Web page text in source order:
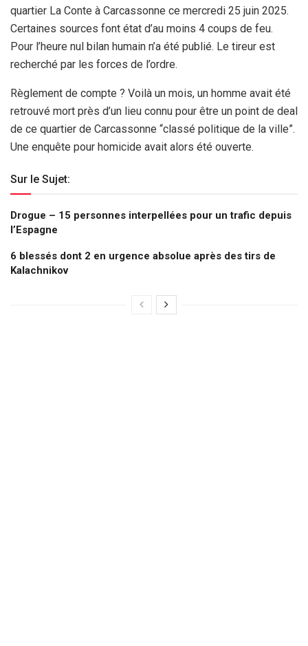
quartier La Conte à Carcassonne ce mercredi 25 juin 2025.
Certaines sources font état d’au moins 4 coups de feu.
Pour l’heure nul bilan humain n’a été publié. Le tireur est
recherché par les forces de l’ordre.
Règlement de compte ? Voilà un mois, un homme avait été
retrouvé mort près d’un lieu connu pour être un point de deal
de ce quartier de Carcassonne “classé politique de la ville”.
Une enquête pour homicide avait alors été ouverte.
Sur le Sujet:
Drogue – 15 personnes interpellées pour un trafic depuis
l’Espagne
6 blessés dont 2 en urgence absolue après des tirs de
Kalachnikov